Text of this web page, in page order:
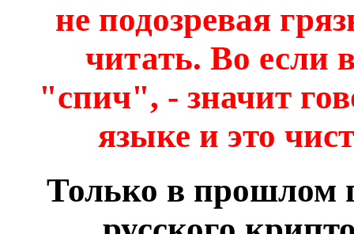
не подозревая
читать. Во если
"спич", - значит
языке и это
Только в прошлом